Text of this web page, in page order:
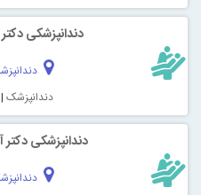
دندانپزشکی
دندانپزشک
دندانپزشکی دکتر